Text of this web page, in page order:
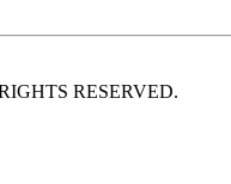
RESERVED.